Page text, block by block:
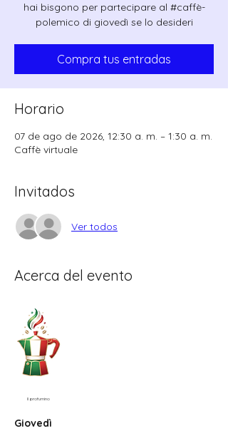
hai bisgono per partecipare al #caffè-
polemico di giovedì se lo desideri
Compra tus entradas
Horario
07 de ago de 2026, 12:30 a. m. – 1:30 a. m.
Caffè virtuale
Invitados
Ver todos
Acerca del evento
Il profumino
Giovedì